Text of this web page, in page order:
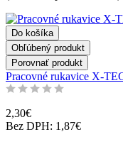
Do košíka
Obľúbený produkt
Porovnať produkt
Pracovné rukavice X-
2,30€
Bez DPH: 1,87€